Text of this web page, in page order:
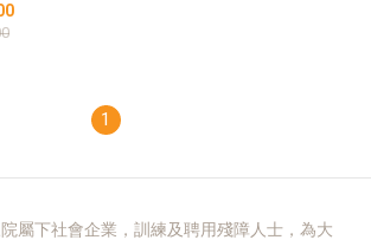
1
屬下社會企業，訓練及聘用殘障人士，為大